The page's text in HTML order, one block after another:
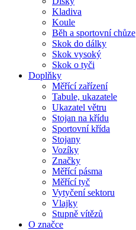
Kladiva
Koule
Běh a sportovní chůze
Skok do dálky
Skok vysoký
Skok o tyči
Doplňky
Měřící zařízení
Tabule, ukazatele
Ukazatel větru
Stojan na křídu
Sportovní křída
Stojany
Vozíky
Značky
Měřící pásma
Měřící tyč
Vytyčení sektoru
Vlajky
Stupně vítězů
O značce